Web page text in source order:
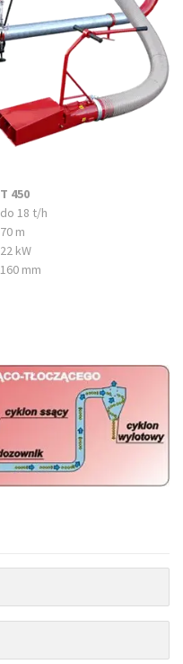
T 450
do 18 t/h
70 m
22 kW
160 mm